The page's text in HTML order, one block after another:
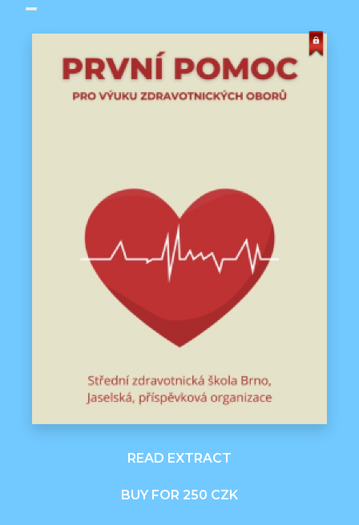
READ EXTRACT
BUY FOR 250 CZK